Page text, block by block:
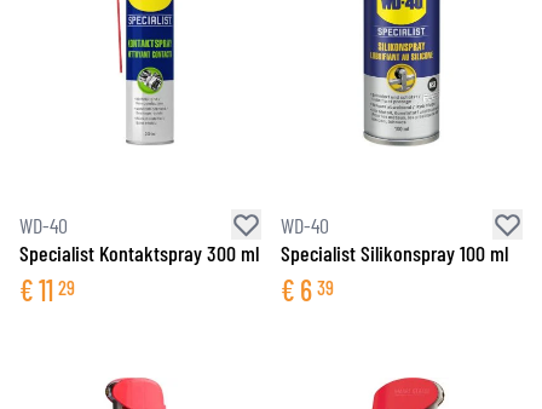
WD-40
Specialist Kontaktspray 300 ml
€11 29
WD-40
Specialist Silikonspray 100 ml
€ 6 39